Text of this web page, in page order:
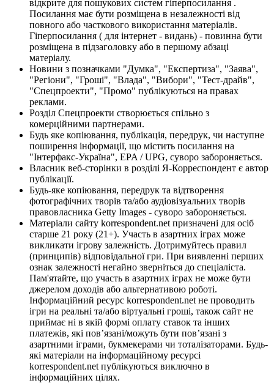
відкрите для пошукових систем гіперпосилання .
Посилання має бути розміщена в незалежності від
повного або часткового використання матеріалів.
Гіперпосилання ( для інтернет - видань) - повинна бути
розміщена в підзаголовку або в першому абзаці
матеріалу.
Новини з позначками "Думка", "Експертиза", "Заява",
"Регіони", "Гроші", "Влада", "Вибори", "Тест-драйв",
"Спецпроекти", "Промо" публікуються на правах
реклами.
Розділ Спецпроекти створюється спільно з
комерційними партнерами.
Будь яке копіювання, публікація, передрук, чи наступне
поширення інформації, що містить посилання на
"Інтерфакс-Україна", EPA / UPG, суворо забороняється.
Власник веб-сторінки в розділі Я-Корреспондент є автор
публікації.
Будь-яке копіювання, передрук та відтворення
фотографічних творів та/або аудіовізуальних творів
правовласника Getty Images - суворо забороняється.
Матеріали сайту korrespondent.net призначені для осіб
старше 21 року (21+). Участь в азартних іграх може
викликати ігрову залежність. Дотримуйтесь правил
(принципів) відповідальної гри. При виявленні перших
ознак залежності негайно зверніться до спеціаліста.
Пам'ятайте, що участь в азартних іграх не може бути
джерелом доходів або альтернативою роботі.
Інформаційний ресурс korrespondent.net не проводить
ігри на реальні та/або віртуальні гроші, також сайт не
приймає ні в якій формі оплату ставок та інших
платежів, які пов’язані/можуть бути пов’язані з
азартними іграми, букмекерами чи тоталізаторами. Будь-
які матеріали на інформаційному ресурсі
korrespondent.net публікуються виключно в
інформаційних цілях.